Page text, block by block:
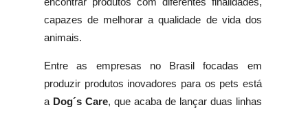
encontrar produtos com diferentes finalidades,
capazes de melhorar a qualidade de vida dos
animais.
Entre as empresas no Brasil focadas em
produzir produtos inovadores para os pets está
a Dog´s Care, que acaba de lançar duas linhas